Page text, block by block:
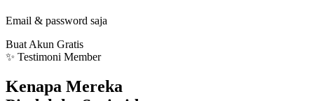
Email & password saja
Buat Akun Gratis
✨ Testimoni Member
Kenapa Mereka